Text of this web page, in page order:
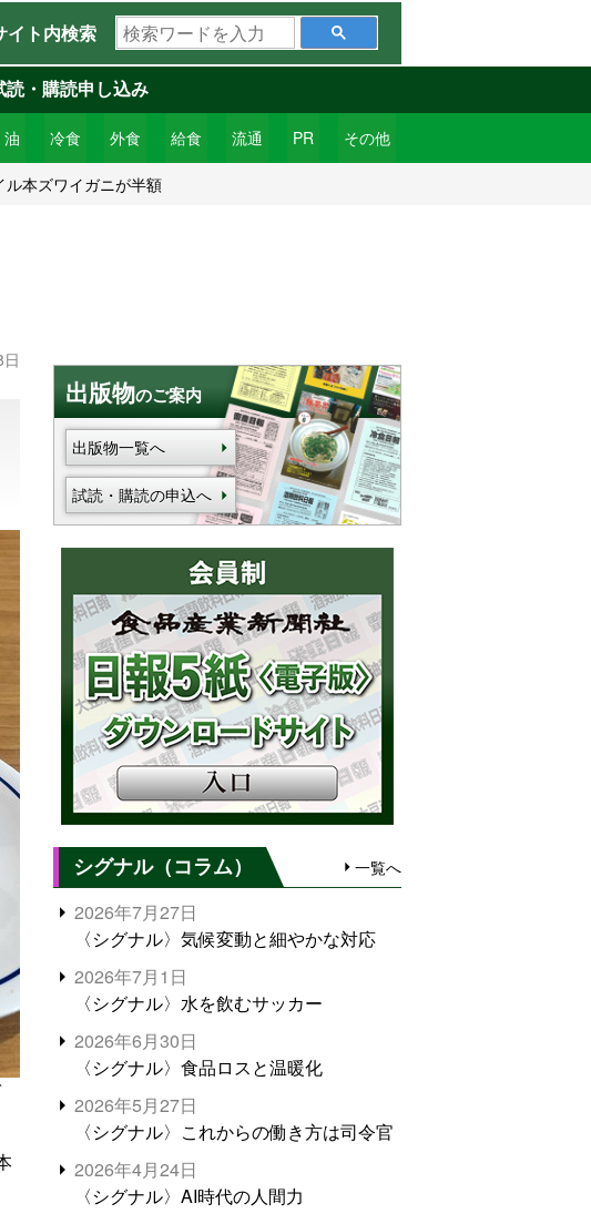
イト内検索
検
索
ワ
ー
ド
を
入
油 冷食 外食 給食 流通 PR その他
読・購読申し込み
ル本ズワイガニが半額
出版物のご案内
出版物一覧へ
試読・購読の申込へ
シグナル（コラム） 一覧へ
2026年7月27日
〈シグナル〉気候変動と細やかな対応
2026年7月1日
〈シグナル〉水を飲むサッカー
2026年6月30日
〈シグナル〉食品ロスと温暖化
2026年5月27日
〈シグナル〉これからの働き方は司令官
2026年4月24日
〈シグナル〉AI時代の人間力